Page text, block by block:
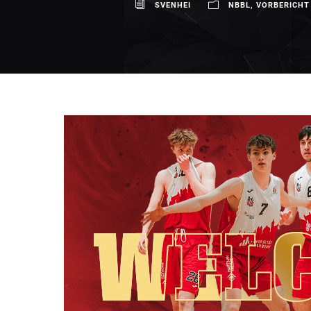
SVENHEI NBBL, VORBERICHT